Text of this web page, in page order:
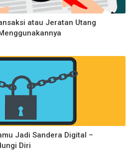
atau Jeratan Utang
Jadi Sandera Digital –
Diri